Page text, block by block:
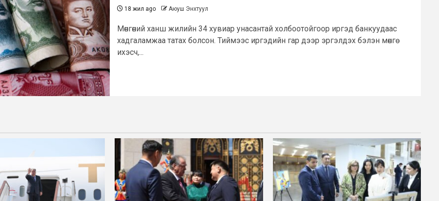
18 жил ago Аюуш Энхтуул
Мөнгөний ханш жилийн 34 хувиар унасантай холбоотойгоор иргэд банкуудаас
хадгаламжаа татах болсон. Тиймээс иргэдийн гар дээр эргэлдэх бэлэн мөнгө
ихэсч,...